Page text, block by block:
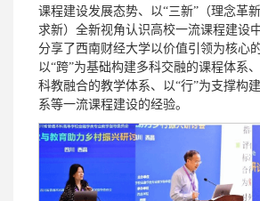
课程建设发展态势、以“三新”（理念革
求新）全新视角认识高校一流课程建设
分享了西南财经大学以价值引领为核心
以“跨”为基础构建多科交融的课程体系
科教融合的教学体系、以“行”为支撑构
系等一流课程建设的经验。